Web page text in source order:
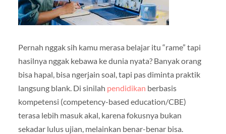
Pernah nggak sih kamu merasa belajar itu “rame” tapi
hasilnya nggak kebawa ke dunia nyata? Banyak orang
bisa hapal, bisa ngerjain soal, tapi pas diminta praktik
langsung blank. Di sinilah pendidikan berbasis
kompetensi (competency-based education/CBE)
terasa lebih masuk akal, karena fokusnya bukan
sekadar lulus ujian, melainkan benar-benar bisa.